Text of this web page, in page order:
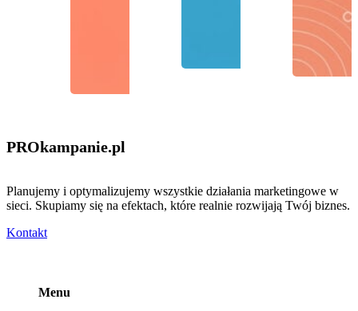
PROkampanie.pl
Planujemy i optymalizujemy wszystkie działania marketingowe w
sieci. Skupiamy się na efektach, które realnie rozwijają Twój biznes.
Kontakt
Menu